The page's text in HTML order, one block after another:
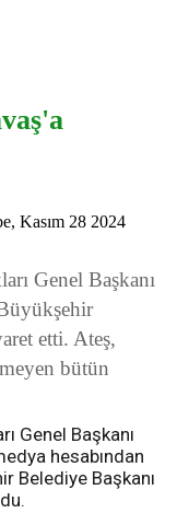
Kasım 28 2024
Genel Başkanı
etti. Ateş,
bütün
Genel Başkanı
hesabından
Belediye Başkanı